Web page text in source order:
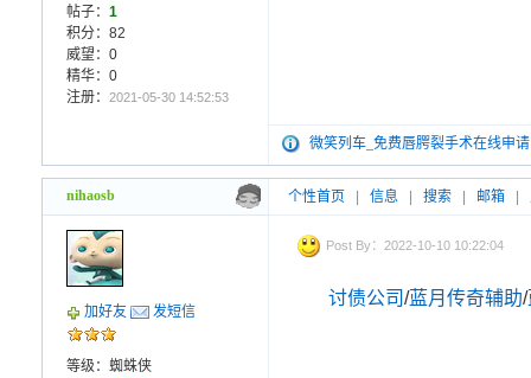
帖子： 1
积分：82
威望：0
精华：0
注册： 2021-05-30 14:52:53
微笑列车_免费唇腭裂手术在线申请
nihaosb 个性首页 信息 搜索 邮箱
加好友 发短信
等级：蜘蛛侠
Post By：2022-10-10 10:22:04
讨债公司/蓝月传奇辅助/